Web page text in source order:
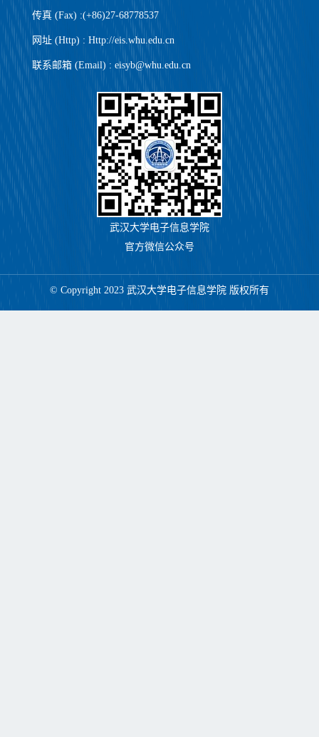
传真 (Fax) :(+86)27-68778537
网址 (Http) : Http://eis.whu.edu.cn
联系邮箱 (Email) : eisyb@whu.edu.cn
武汉大学电子信息学院
官方微信公众号
© Copyright 2023 武汉大学电子信息学院 版权所有